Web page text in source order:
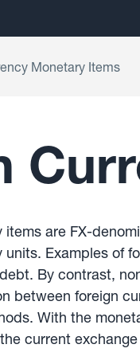
Monetary Items
items are FX-
Examples of
By contrast,
between foreign
With the
current